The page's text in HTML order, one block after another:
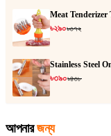
Meat Tenderizer
৳২৯০৳৩৭২
Stainless Steel
৳৩৯০৳৪৩৮
আপনার জন্য